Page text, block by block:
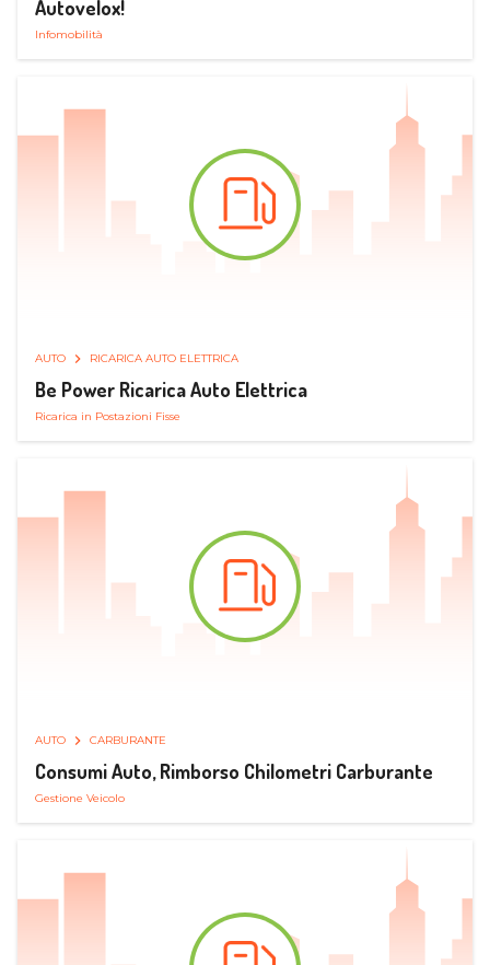
Autovelox!
Infomobilità
AUTO RICARICA AUTO ELETTRICA
Be Power Ricarica Auto Elettrica
Ricarica in Postazioni Fisse
AUTO CARBURANTE
Consumi Auto, Rimborso Chilometri Carburante
Gestione Veicolo